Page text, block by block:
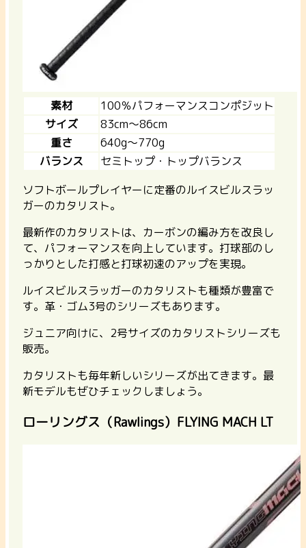
素材
100％パフォーマンスコンポジット
サイズ
83cm〜86cm
重さ
640g〜770g
バランス
セミトップ・トップバランス
ソフトボールプレイヤーに定番のルイスビルスラッ
ガーのカタリスト。
最新作のカタリストは、カーボンの編み方を改良し
て、パフォーマンスを向上しています。打球部のし
っかりとした打感と打球初速のアップを実現。
ルイスビルスラッガーのカタリストも種類が豊富で
す。革・ゴム3号のシリーズもあります。
ジュニア向けに、2号サイズのカタリストシリーズも
販売。
カタリストも毎年新しいシリーズが出てきます。最
新モデルもぜひチェックしましょう。
ローリングス（Rawlings）FLYING MACH LT